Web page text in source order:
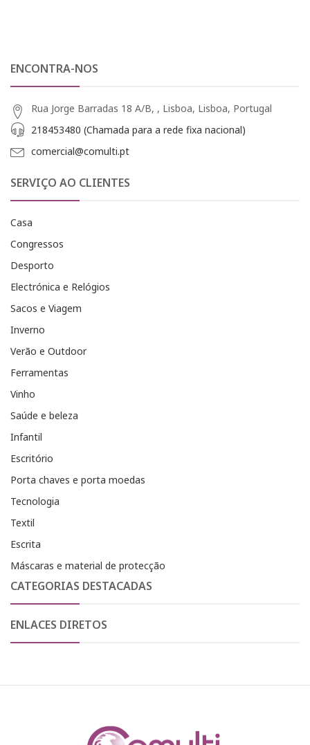
ENCONTRA-NOS
Rua Jorge Barradas 18 A/B, , Lisboa, Lisboa, Portugal
218453480 (Chamada para a rede fixa nacional)
comercial@comulti.pt
SERVIÇO AO CLIENTES
Casa
Congressos
Desporto
Electrónica e Relógios
Sacos e Viagem
Inverno
Verão e Outdoor
Ferramentas
Vinho
Saúde e beleza
Infantil
Escritório
Porta chaves e porta moedas
Tecnologia
Textil
Escrita
Máscaras e material de protecção
CATEGORIAS DESTACADAS
ENLACES DIRETOS